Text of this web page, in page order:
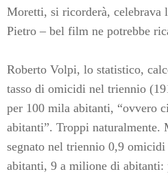
Moretti, si ricorderà, celebrava
Pietro – bel film ne potrebbe
Roberto Volpi, lo statistico,
tasso di omicidi nel triennio
per 100 mila abitanti, “ovvero
abitanti”. Troppi naturalmente.
segnato nel triennio 0,9 omicidi
abitanti, 9 a milione di abitanti: